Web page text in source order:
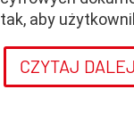
tak, aby
CZYTAJ DALEJ